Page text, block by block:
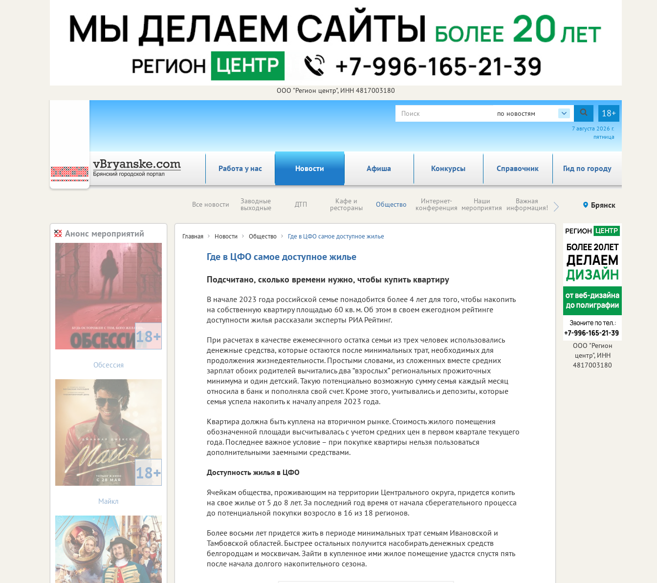
ООО "Регион центр", ИНН 4817003180
по новостям 18+
7 августа 2026 г.
пятница
Работа у нас Новости Афиша Справочник Гид по городу
Конкурсы
Все новости Заводные
выходные ДТП Кафе и
рестораны Общество Интернет-
конференция
Наши
мероприятия
Важная
информация! Происшествия Здоровье
Брянск
Главная Новости Общество Где в ЦФО самое доступное жилье
Где в ЦФО самое доступное жилье
Подсчитано, сколько времени нужно, чтобы купить квартиру
В начале 2023 года российской семье понадобится более 4 лет для того, чтобы накопить
на собственную квартиру площадью 60 кв. м. Об этом в своем ежегодном рейтинге
доступности жилья рассказали эксперты РИА Рейтинг.
При расчетах в качестве ежемесячного остатка семьи из трех человек использовались
денежные средства, которые остаются после минимальных трат, необходимых для
продолжения жизнедеятельности. Простыми словами, из сложенных вместе средних
зарплат обоих родителей вычитались два “взрослых” региональных прожиточных
минимума и один детский. Такую потенциально возможную сумму семья каждый месяц
относила в банк и пополняла свой счет. Кроме этого, учитывались и депозиты, которые
семья успела накопить к началу апреля 2023 года.
Квартира должна быть куплена на вторичном рынке. Стоимость жилого помещения
обозначенной площади высчитывалась с учетом средних цен в первом квартале текущего
года. Последнее важное условие – при покупке квартиры нельзя пользоваться
дополнительными заемными средствами.
Доступность жилья в ЦФО
Ячейкам общества, проживающим на территории Центрального округа, придется копить
на свое жилье от 5 до 8 лет. За последний год время от начала сберегательного процесса
до потенциальной покупки возросло в 16 из 18 регионов.
Более восьми лет придется жить в периоде минимальных трат семьям Ивановской и
Тамбовской областей. Быстрее остальных получится насобирать денежных средств
белгородцам и москвичам. Зайти в купленное ими жилое помещение удастся спустя пять
после начала долгого накопительного сезона.
Анонс мероприятий
18+
Обсессия
18+
Майкл
ООО "Регион
центр", ИНН
4817003180